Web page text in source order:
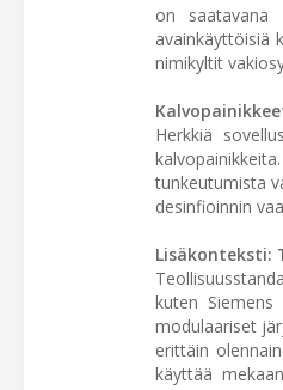
on saatavana
avainkäyttöisiä
nimikyltit
Herkkiä
tunkeutumista
desinfioinnin
Lisäkonteksti:
kuten
modulaariset
erittäin
käyttää